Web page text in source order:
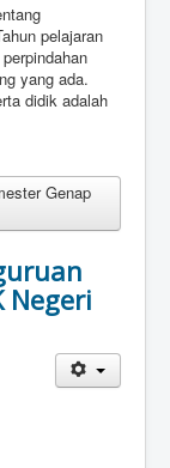
pelajaran
yang ada.
didik adalah
Genap
Negeri